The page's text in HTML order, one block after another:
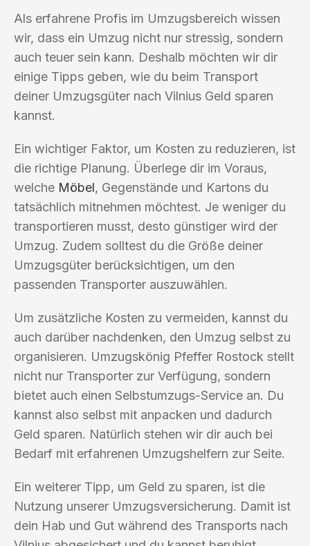
Als erfahrene Profis im Umzugsbereich wissen
wir, dass ein Umzug nicht nur stressig, sondern
auch teuer sein kann. Deshalb möchten wir dir
einige Tipps geben, wie du beim Transport
deiner Umzugsgüter nach Vilnius Geld sparen
kannst.
Ein wichtiger Faktor, um Kosten zu reduzieren, ist
die richtige Planung. Überlege dir im Voraus,
welche Möbel, Gegenstände und Kartons du
tatsächlich mitnehmen möchtest. Je weniger du
transportieren musst, desto günstiger wird der
Umzug. Zudem solltest du die Größe deiner
Umzugsgüter berücksichtigen, um den
passenden Transporter auszuwählen.
Um zusätzliche Kosten zu vermeiden, kannst du
auch darüber nachdenken, den Umzug selbst zu
organisieren. Umzugskönig Pfeffer Rostock stellt
nicht nur Transporter zur Verfügung, sondern
bietet auch einen Selbstumzugs-Service an. Du
kannst also selbst mit anpacken und dadurch
Geld sparen. Natürlich stehen wir dir auch bei
Bedarf mit erfahrenen Umzugshelfern zur Seite.
Ein weiterer Tipp, um Geld zu sparen, ist die
Nutzung unserer Umzugsversicherung. Damit ist
dein Hab und Gut während des Transports nach